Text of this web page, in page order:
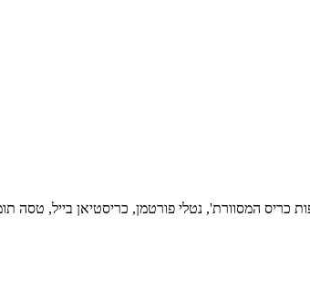
המסוורת', נטלי פורטמן, כריסטיאן בייל, טסה